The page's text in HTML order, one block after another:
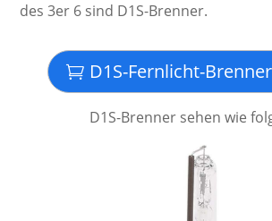
des 3er 6 sind D1S-Brenner.
D1S-Fernlicht-
D1S-Brenner sehen wie